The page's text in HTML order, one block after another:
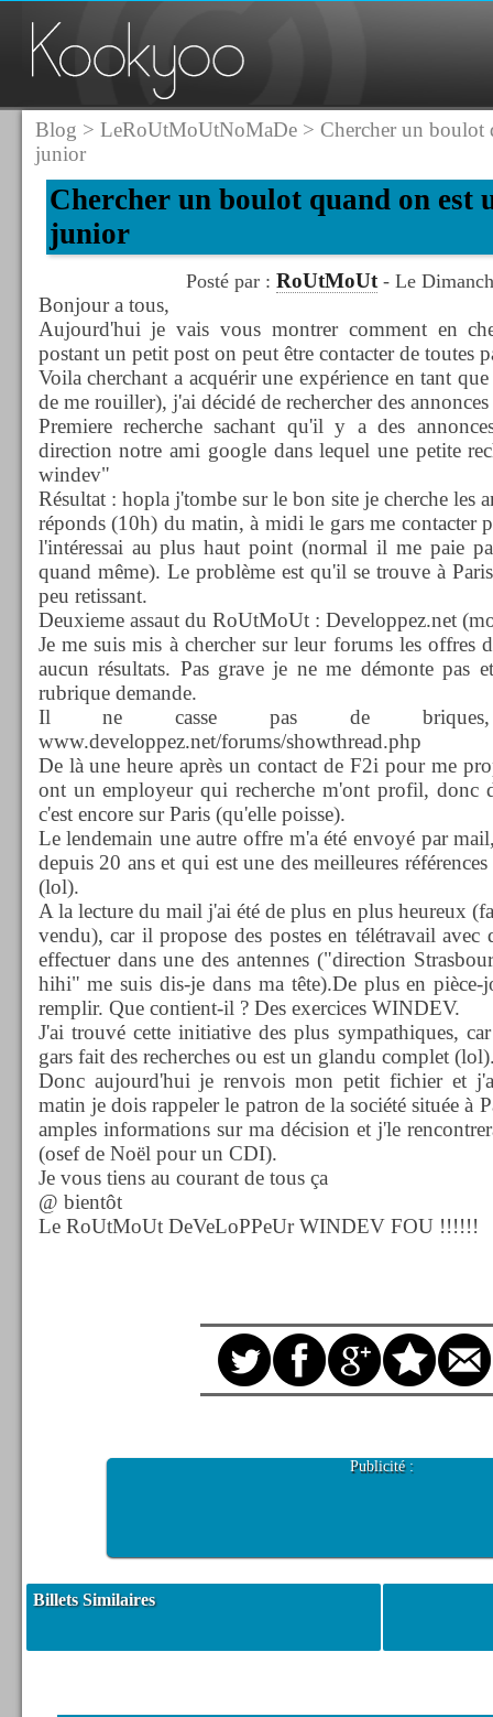
Blog > LeRoUtMoUtNoMaDe> Chercher un boulot
junior
Chercher un boulot quand on est
junior
Posté par : RoUtMoUt- Le
Bonjour a tous,
Aujourd'hui je vais vous montrer comment en
postant un petit post on peut êtrecontacter de toutes
Voila cherchant a acquérirune expérience en tant
de me rouiller), j'ai décidé de rechercher des
Premiere recherche sachant qu'il y a des
direction notre ami google dans lequel une petite
windev"
Résultat : hopla j'tombe sur le bon site je cherche les
réponds (10h) du matin, à midi le gars me contacter
l'intéressai au plus haut point (normal il me paie
quand même). Le problème est qu'il se trouve à
peu retissant.
Deuxieme assaut du RoUtMoUt : Developpez.net
Je me suis mis à chercher sur leur forums les
aucun résultats. Pas grave je ne me démonte pas
rubrique demande.
Il ne casse pas de
www.developpez.net/forums/showthread.php
De là une heure après un contact de F2i pour me
ont un employeur qui recherche m'ont profil, donc
c'est encore sur Paris (qu'elle poisse).
Le lendemain une autre offre m'a été envoyé par
depuis 20 ans et qui est une des meilleures
(lol).
A la lecture du mail j'ai été de plus en plus heureux
vendu), car il propose des postes en télétravail
effectuer dans une des antennes ("direction
hihi" me suis dis-je dans ma tête).De plus en
remplir. Que contient-il ? Des exercices WINDEV.
J'ai trouvé cette initiative des plus sympathiques,
gars fait des recherchesou estun glandu complet (lol
Donc aujourd'hui je renvois mon petit fichier et
matin je dois rappeler le patron de la société située à
amples informations sur ma décision et j'le
(osefde Noël pour un CDI).
Je vous tiens au courant de tous ça
@ bientôt
Le RoUtMoUt DeVeLoPPeUr WINDEV FOU !!!!!!
Publicité :
Billets Similaires